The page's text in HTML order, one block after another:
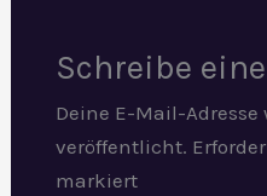
Schreibe
Deine E-Mail-
veröffentlicht.
markiert